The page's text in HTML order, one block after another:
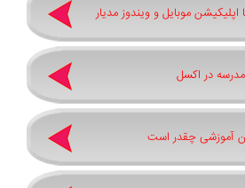
موبایل و ویندوز مدیار
در اکسل
آموزشی چقدر است